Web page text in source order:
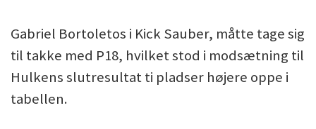
Gabriel Bortoletos i Kick Sauber, måtte tage sig
til takke med P18, hvilket stod i modsætning til
Hulkens slutresultat ti pladser højere oppe i
tabellen.